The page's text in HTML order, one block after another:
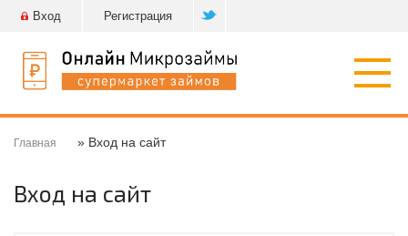
Вход Регистрация
Главная » Вход на сайт
Вход на сайт